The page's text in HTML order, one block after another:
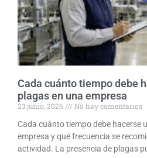
Cada cuánto tiempo debe
plagas en una empresa
23 junio, 2026
No hay comentarios
Cada cuánto tiempo debe hacerse
empresa y qué frecuencia se
actividad. La presencia de plagas